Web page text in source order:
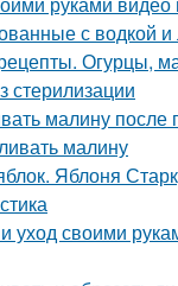
с водкой
Огурцы,
стерилизации
малину после
малину
Яблоня
уход своими